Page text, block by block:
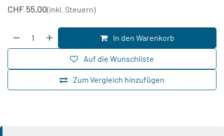
CHF 55.00(inkl. Steuern)
In den Warenkorb
Zum Vergleich hinzufügen
Auf die Wunschliste